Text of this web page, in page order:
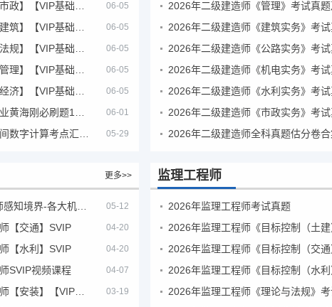
06-05
06-05
06-05
06-05
06-05
06-01
05-29
更多>>
05-12
【交通】SVIP 04-20
【水利】SVIP 04-20
SVIP视频课程 04-07
03-19
监理工程师
2026年监理工程师考试真题